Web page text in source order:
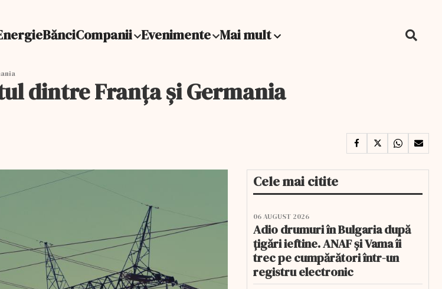
BănciCompanii Evenimente Mai mult
dintre Franța și Germania
Cele mai citite
06 AUGUST 2026
Adio drumuri în Bulgaria după
țigări ieftine. ANAF și Vama îi
trec pe cumpărători într-un
registru electronic